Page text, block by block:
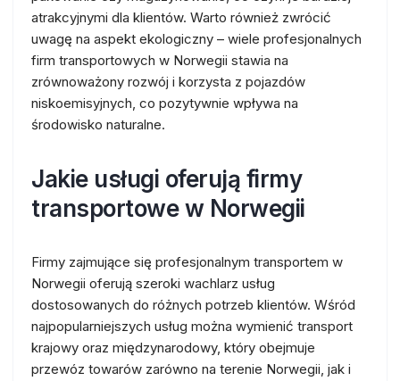
atrakcyjnymi dla klientów. Warto również zwrócić
uwagę na aspekt ekologiczny – wiele profesjonalnych
firm transportowych w Norwegii stawia na
zrównoważony rozwój i korzysta z pojazdów
niskoemisyjnych, co pozytywnie wpływa na
środowisko naturalne.
Jakie usługi oferują firmy
transportowe w Norwegii
Firmy zajmujące się profesjonalnym transportem w
Norwegii oferują szeroki wachlarz usług
dostosowanych do różnych potrzeb klientów. Wśród
najpopularniejszych usług można wymienić transport
krajowy oraz międzynarodowy, który obejmuje
przewóz towarów zarówno na terenie Norwegii, jak i